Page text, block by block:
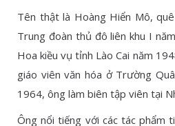
Tên thật là Hoàng Hiển Mô,
Trung đoàn thủ đô liên khu I
Hoa kiều vụ tỉnh Lào Cai năm
giáo viên văn hóa ở Trường
1964, ông làm biên tập viên tại
Ông nổi tiếng với các tác phẩm